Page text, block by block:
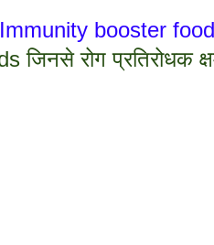
booster
जिनसे रोग प्रतिरोधक